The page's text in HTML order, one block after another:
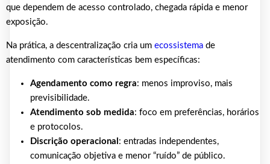
que dependem de acesso controlado, chegada rápida e menor
exposição.
Na prática, a descentralização cria um ecossistema de
atendimento com características bem específicas:
Agendamento como regra: menos improviso, mais
previsibilidade.
Atendimento sob medida: foco em preferências, horários
e protocolos.
Discrição operacional : entradas independentes,
comunicação objetiva e menor “ruído” de público.